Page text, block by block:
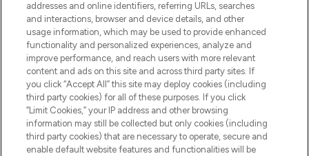
Cookie-toestemming
Do Not Sell or Share My Personal
Information
HELP & INFORMATIE
BEDRIJFSINFORMATIE
addresses and online identifiers, referring URLs, searches
and interactions, browser and device details, and other
usage information, which may be used to provide enhanced
functionality and personalized experiences, analyze and
improve performance, and reach users with more relevant
content and ads on this site and across third party sites. If
you click “Accept All” this site may deploy cookies (including
third party cookies) for all of these purposes. If you click
“Limit Cookies,” your IP address and other browsing
information may still be collected but only cookies (including
third party cookies) that are necessary to operate, secure and
enable default website features and functionalities will be